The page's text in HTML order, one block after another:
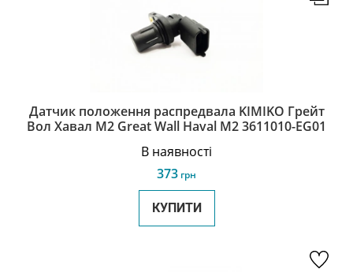
Датчик положення распредвала KIMIKO Грейт
Вол Хавал М2 Great Wall Haval M2 3611010-EG01
В наявності
373 грн
КУПИТИ